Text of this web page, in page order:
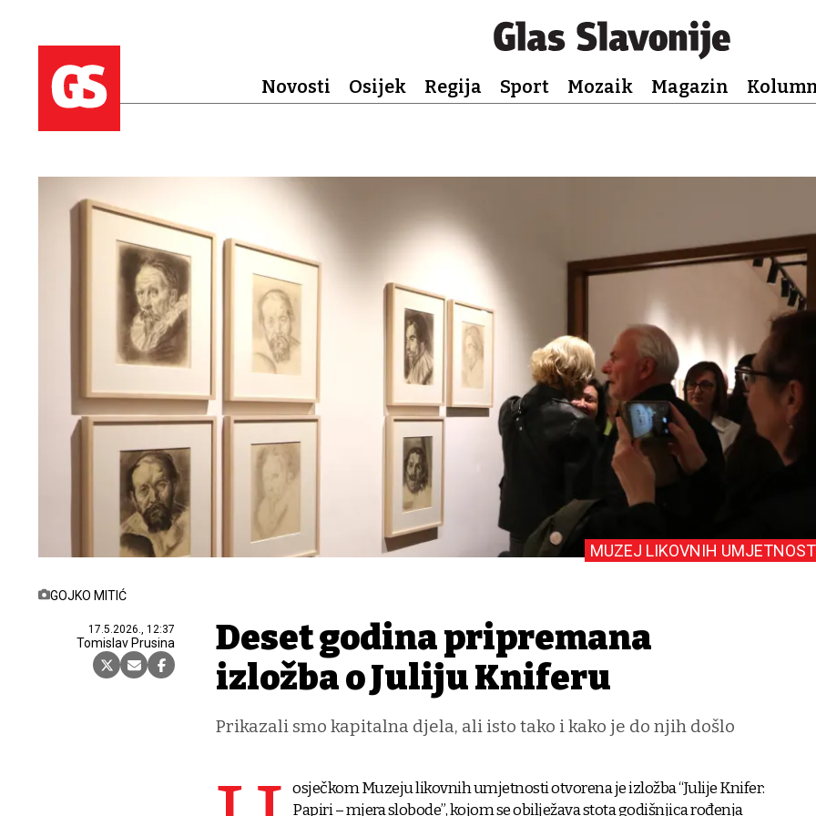
Novosti Osijek Regija Sport Mozaik Magazin
GOJKO MITIĆ
17.5.2026., 12:37
Tomislav Prusina
MUZEJ LIKOVNIH
Deset godina pripremana
izložba o Juliju Kniferu
Prikazali smo kapitalna djela, ali isto tako i kako je do njih došlo
osječkom Muzeju likovnih umjetnosti otvorena je izložba “Julije Knifer:
Papiri – mjera slobode”, kojom se obilježava stota godišnjica rođenja